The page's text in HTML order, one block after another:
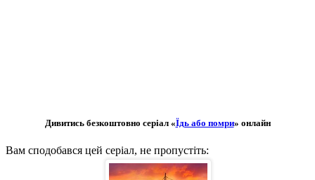
Дивитись безкоштовно серіал «Їдь або помри» онлайн
Вам сподобався цей серіал, не пропустіть: